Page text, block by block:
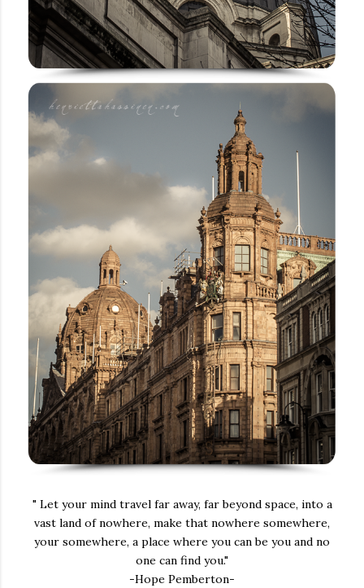
" Let your mind travel far away, far beyond space, into a
vast land of nowhere, make that nowhere somewhere,
your somewhere, a place where you can be you and no
one can find you."
-Hope Pemberton-